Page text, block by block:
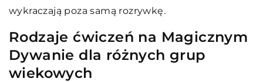
wykraczają poza samą rozrywkę.
Rodzaje ćwiczeń na Magicznym
Dywanie dla różnych grup
wiekowych